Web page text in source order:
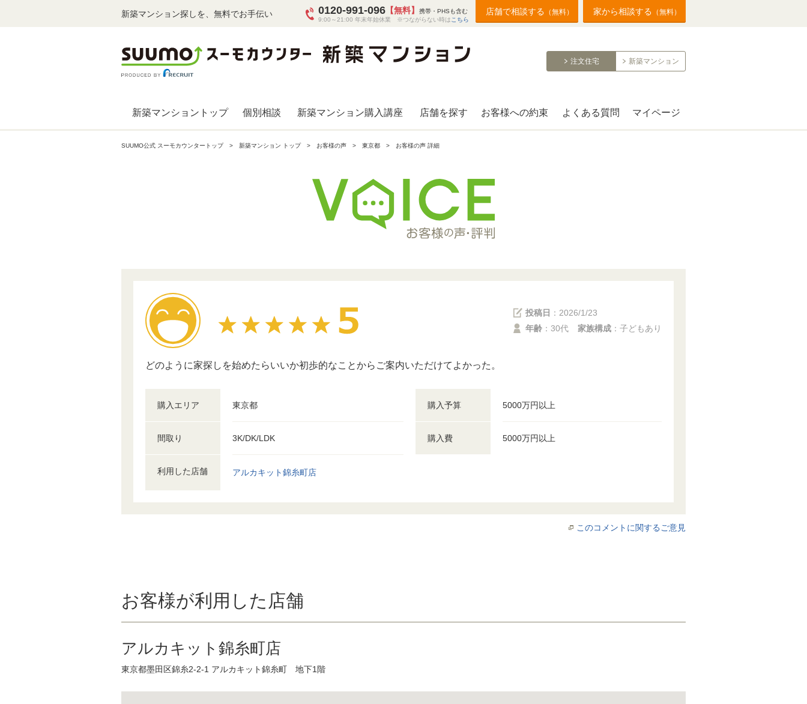
新築マンション探しを、無料でお手伝い 0120-991-096 【無料】
携帯・PHSも含む
9:00～21:00 年末年始休業 ※つながらない時は こちら
店舗で相談する （無料） 家から相談する （無料）
注文住宅 新築マンション
新築マンショントップ 個別相談 新築マンション購入講座 店舗を探す お客様への約束 よくある質問 マイページ
SUUMO公式 スーモカウンタートップ 新築マンション トップ お客様の声 東京都 お客様の声 詳細
投稿日 ： 2026/1/23
年齢 ：30代 家族構成 ：子どもあり
どのように家探しを始めたらいいか初歩的なことからご案内いただけてよかった。
購入エリア 東京都
間取り 3K/DK/LDK
利用した店舗 アルカキット錦糸町店
購入予算 5000万円以上
購入費 5000万円以上
このコメントに関するご意見
お客様が利用した店舗
アルカキット錦糸町店
東京都墨田区錦糸2-2-1 アルカキット錦糸町 地下1階